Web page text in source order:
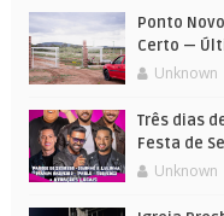
Ponto
Certo —
Unknown
Três dias
Festa de
Unknown